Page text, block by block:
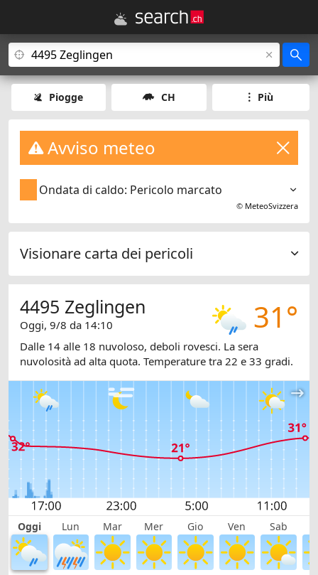
Piogge CH Più
Avviso meteo
Ondata di caldo: Pericolo marcato
© MeteoSvizzera
Visionare carta dei pericoli
31°
4495 Zeglingen
Oggi, 9/8 da 14:10
Dalle 14 alle 18 nuvoloso, deboli rovesci. La sera
nuvolosità ad alta quota. Temperature tra 22 e 33 gradi.
Oggi Lun Mar Mer Gio Ven Sab